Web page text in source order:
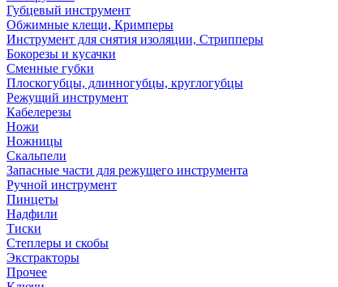
Губцевый инструмент
Обжимные клещи, Кримперы
Инструмент для снятия изоляции, Стрипперы
Бокорезы и кусачки
Сменные губки
Плоскогубцы, длинногубцы, круглогубцы
Режущий инструмент
Кабелерезы
Ножи
Ножницы
Скальпели
Запасные части для режущего инструмента
Ручной инструмент
Пинцеты
Надфили
Тиски
Степлеры и скобы
Экстракторы
Прочее